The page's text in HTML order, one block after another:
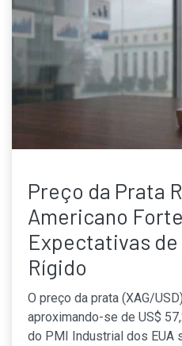
Preço da Prata
Americano
Expectativas de
Rígido
O preço da prata (XAG/
aproximando-se de US$
do PMI Industrial dos EUA